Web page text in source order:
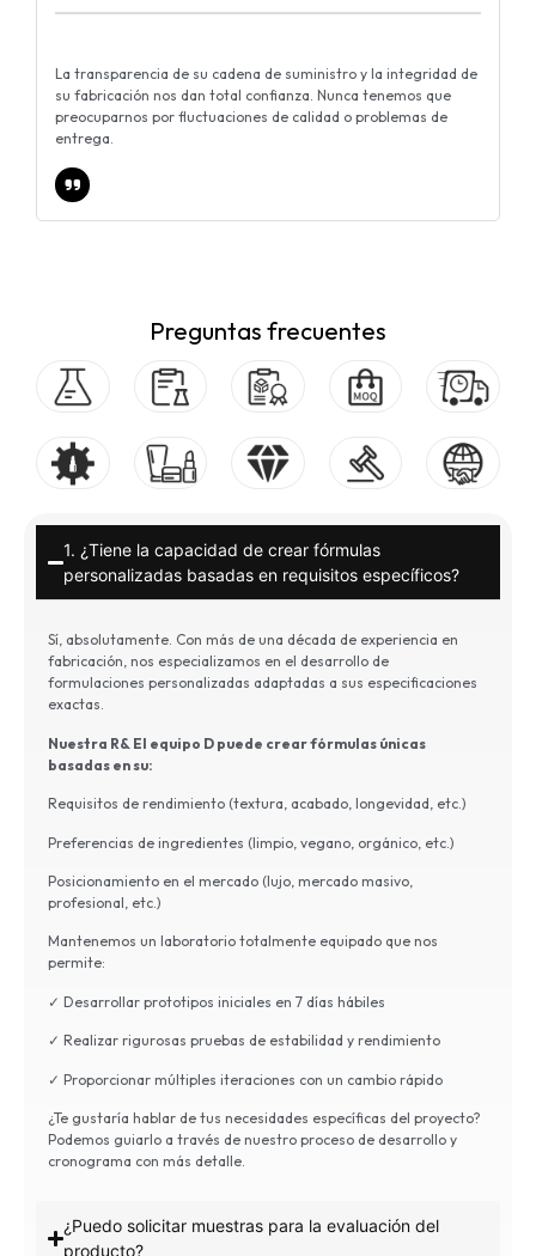
La transparencia de su cadena de suministro y la integridad de
su fabricación nos dan total confianza. Nunca tenemos que
preocuparnos por fluctuaciones de calidad o problemas de
entrega.
Preguntas frecuentes
1. ¿Tiene la capacidad de crear fórmulas
personalizadas basadas en requisitos específicos?
Sí, absolutamente. Con más de una década de experiencia en
fabricación, nos especializamos en el desarrollo de
formulaciones personalizadas adaptadas a sus especificaciones
exactas.
Nuestra R& El equipo D puede crear fórmulas únicas
basadas en su:
Requisitos de rendimiento (textura, acabado, longevidad, etc.)
Preferencias de ingredientes (limpio, vegano, orgánico, etc.)
Posicionamiento en el mercado (lujo, mercado masivo,
profesional, etc.)
Mantenemos un laboratorio totalmente equipado que nos
permite:
✓ Desarrollar prototipos iniciales en 7 días hábiles
✓ Realizar rigurosas pruebas de estabilidad y rendimiento
✓ Proporcionar múltiples iteraciones con un cambio rápido
¿Te gustaría hablar de tus necesidades específicas del proyecto?
Podemos guiarlo a través de nuestro proceso de desarrollo y
cronograma con más detalle. ​
¿Puedo solicitar muestras para la evaluación del
producto?